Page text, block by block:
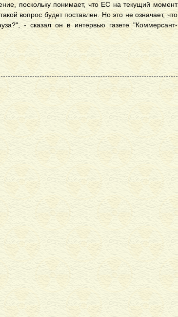
поскольку понимает, что ЕС на текущий момент
вопрос будет поставлен. Но это не означает, что
- сказал он в интервью газете "Коммерсант-